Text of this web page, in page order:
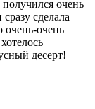
получился очень
сделала
очень-очень
десерт!